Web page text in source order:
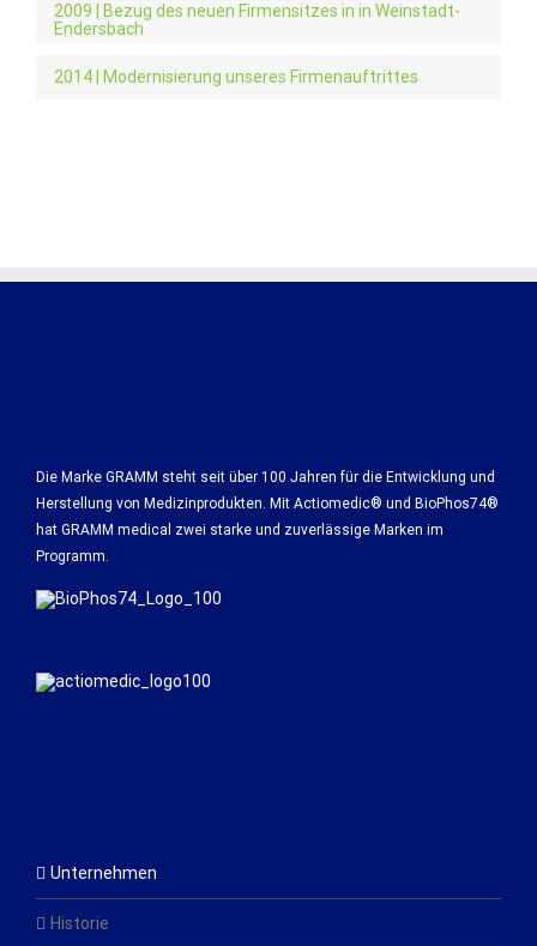
2009 | Bezug des neuen Firmensitzes in in Weinstadt-
Endersbach
2014 | Modernisierung unseres Firmenauftrittes
Die Marke GRAMM steht seit über 100 Jahren für die Entwicklung und
Herstellung von Medizinprodukten. Mit Actiomedic® und BioPhos74®
hat GRAMM medical zwei starke und zuverlässige Marken im
Programm.
Unternehmen
Historie